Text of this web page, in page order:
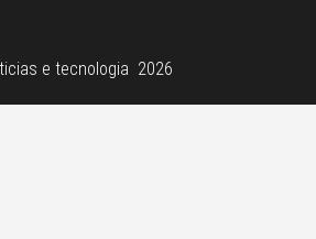
e tecnologia 2026